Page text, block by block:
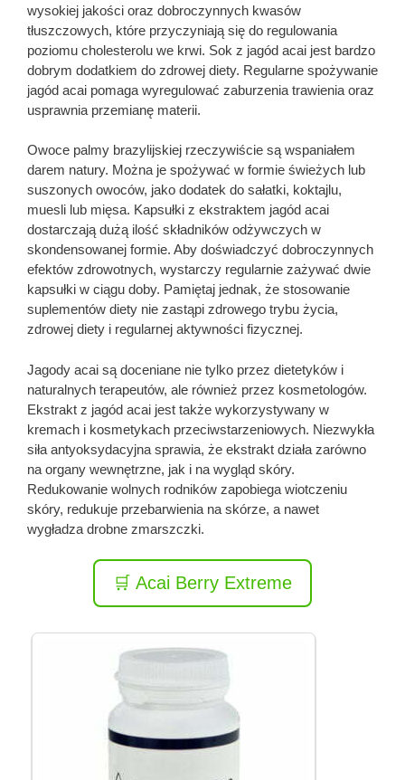
wysokiej jakości oraz dobroczynnych kwasów
tłuszczowych, które przyczyniają się do regulowania
poziomu cholesterolu we krwi. Sok z jagód acai jest bardzo
dobrym dodatkiem do zdrowej diety. Regularne spożywanie
jagód acai pomaga wyregulować zaburzenia trawienia oraz
usprawnia przemianę materii.
Owoce palmy brazylijskiej rzeczywiście są wspaniałem
darem natury. Można je spożywać w formie świeżych lub
suszonych owoców, jako dodatek do sałatki, koktajlu,
muesli lub mięsa. Kapsułki z ekstraktem jagód acai
dostarczają dużą ilość składników odżywczych w
skondensowanej formie. Aby doświadczyć dobroczynnych
efektów zdrowotnych, wystarczy regularnie zażywać dwie
kapsułki w ciągu doby. Pamiętaj jednak, że stosowanie
suplementów diety nie zastąpi zdrowego trybu życia,
zdrowej diety i regularnej aktywności fizycznej.
Jagody acai są doceniane nie tylko przez dietetyków i
naturalnych terapeutów, ale również przez kosmetologów.
Ekstrakt z jagód acai jest także wykorzystywany w
kremach i kosmetykach przeciwstarzeniowych. Niezwykła
siła antyoksydacyjna sprawia, że ekstrakt działa zarówno
na organy wewnętrzne, jak i na wygląd skóry.
Redukowanie wolnych rodników zapobiega wiotczeniu
skóry, redukuje przebarwienia na skórze, a nawet
wygładza drobne zmarszczki.
🛒 Acai Berry Extreme